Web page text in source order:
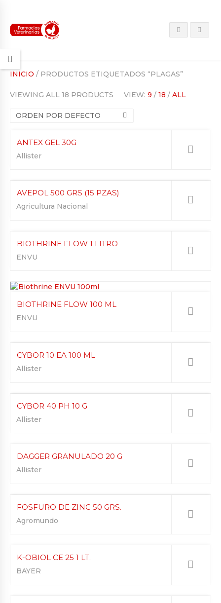
INICIO / PRODUCTOS ETIQUETADOS “PLAGAS”
VIEWING ALL 18 PRODUCTS VIEW: 9 / 18 / ALL
ORDEN POR DEFECTO
ANTEX GEL 30G
Allister
AVEPOL 500 GRS (15 PZAS)
Agricultura Nacional
BIOTHRINE FLOW 1 LITRO
ENVU
BIOTHRINE FLOW 100 ML
ENVU
CYBOR 10 EA 100 ML
Allister
CYBOR 40 PH 10 G
Allister
DAGGER GRANULADO 20 G
Allister
FOSFURO DE ZINC 50 GRS.
Agromundo
K-OBIOL CE 25 1 LT.
BAYER